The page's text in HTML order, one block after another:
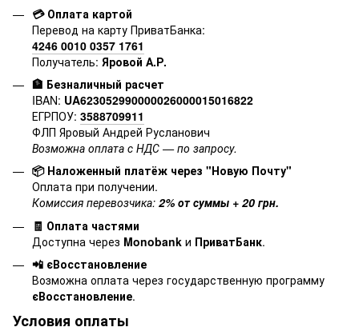
💳 Оплата картой
Перевод на карту ПриватБанка:
4246 0010 0357 1761
Получатель: Яровой А.Р.
🏦 Безналичный расчет
IBAN: UA623052990000026000015016822
ЕГРПОУ: 3588709911
ФЛП Яровый Андрей Русланович
Возможна оплата с НДС — по запросу.
📦 Наложенный платёж через "Новую Почту"
Оплата при получении.
Комиссия перевозчика: 2% от суммы + 20 грн.
🧾 Оплата частями
Доступна через Monobank и ПриватБанк.
📲 єВосстановление
Возможна оплата через государственную программу
єВосстановление.
Условия оплаты